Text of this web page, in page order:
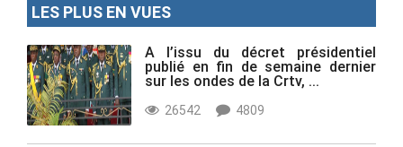
LES PLUS EN VUES
A l’issu du décret présidentiel
publié en fin de semaine dernier
sur les ondes de la Crtv, ...
26542 4809